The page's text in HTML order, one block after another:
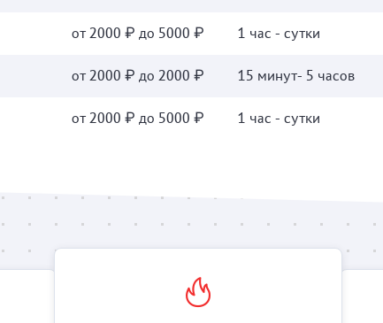
от 2000 ₽ до 5000 ₽ 1 час - сутки
от 2000 ₽ до 2000 ₽ 15 минут- 5 часов
от 2000 ₽ до 5000 ₽ 1 час - сутки